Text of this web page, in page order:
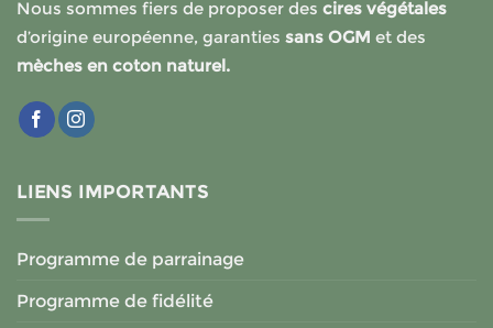
sur
la
du
sur
la
Nous sommes fiers de proposer des cires végétales
d’origine européenne, garanties sans OGM et des
mèches en coton naturel.
LIENS IMPORTANTS
Programme de parrainage
Programme de fidélité